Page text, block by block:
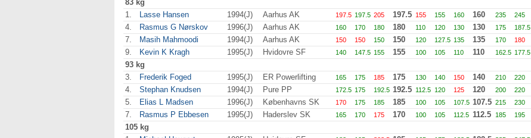
83 kg
1.
Lasse Hansen 1994(J) Aarhus AK 197.5 197.5 205 197.5 155 155 160 160 235 245
4.
Rasmus G Nørskov 1996(J) Aarhus AK 160 170 180 180 110 120 130 130 175 187.5
7.
Masih Mahmoodi 1994(J) Aarhus AK 150 150 150 150 120 127.5 135 135 170 180
9.
Kevin K Kragh 1995(J) Hvidovre SF 140 147.5 155 155 100 105 110 110 162.5 177.5
93 kg
3.
Frederik Foged 1995(J) ER Powerlifting 165 175 185 175 130 140 150 140 210 220
4.
Stephan Knudsen 1994(J) Pure PP 172.5 175 192.5 192.5 112.5 120 125 120 200 220
5.
Elias L Madsen 1996(J) Københavns SK 170 175 185 185 100 105 107.5 107.5 215 230
7.
Rasmus P Ebbesen 1995(J) Haderslev SK 165 170 175 170 100 105 112.5 112.5 185 195
105 kg